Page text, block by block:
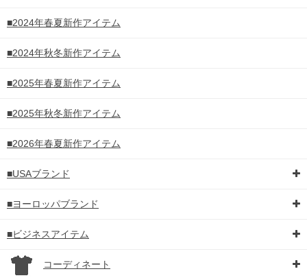
■2024年春夏新作アイテム
■2024年秋冬新作アイテム
■2025年春夏新作アイテム
■2025年秋冬新作アイテム
■2026年春夏新作アイテム
■USAブランド
■ヨーロッパブランド
■ビジネスアイテム
コーディネート